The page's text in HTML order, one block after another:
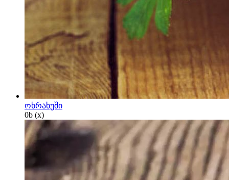
ოხრახუში
0b (x)